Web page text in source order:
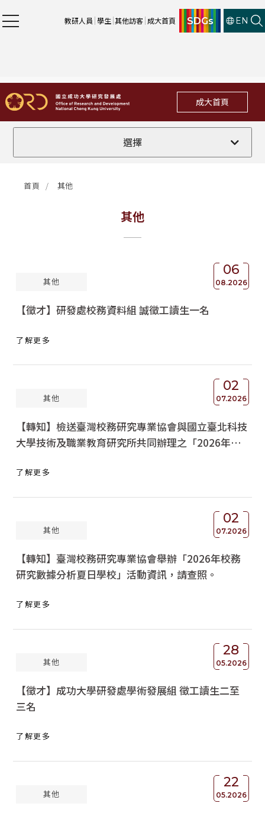
教研人員 學生 其他訪客 成大首頁 SDGs EN
成大首頁
選擇
全部
法規修訂
活動訊息
其他
首頁 其他
其他
06
08.2026
其他
【徵才】研發處校務資料組 誠徵工讀生一名
了解更多
02
07.2026
其他
【轉知】檢送臺灣校務研究專業協會與國立臺北科技
大學技術及職業教育研究所共同辦理之「2026年專
IRIS系統的經驗與啟示」活動資訊，請查照 。
了解更多
02
07.2026
其他
【轉知】臺灣校務研究專業協會舉辦「2026年校務
研究數據分析夏日學校」活動資訊，請查照。
了解更多
28
05.2026
其他
【徵才】成功大學研發處學術發展組 徵工讀生二至
三名
了解更多
22
05.2026
其他